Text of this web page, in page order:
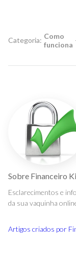
Categoria: Como
funciona
Sobre Financeiro
Esclarecimentos e
da sua vaquinha
Artigos criados por